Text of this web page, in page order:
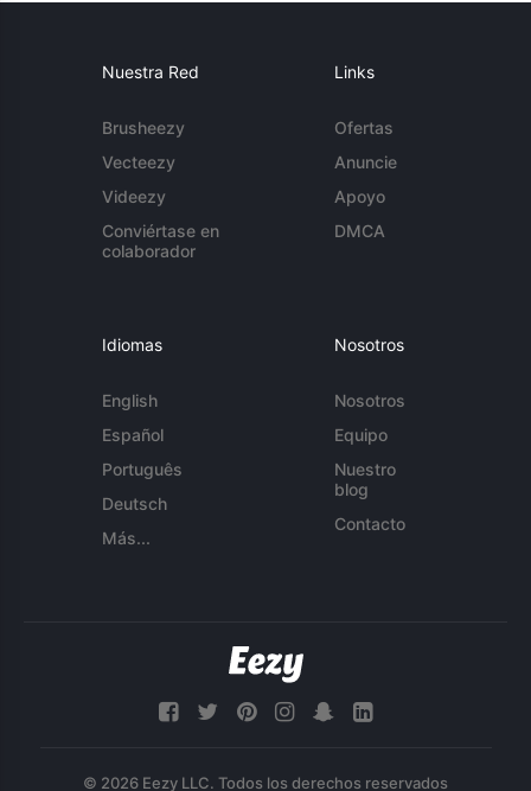
Nuestra Red
Brusheezy
Vecteezy
Videezy
Conviértase en
colaborador
Links
Ofertas
Anuncie
Apoyo
DMCA
Idiomas
English
Español
Português
Deutsch
Más...
Nosotros
Nosotros
Equipo
Nuestro
blog
Contacto
© 2026 Eezy LLC. Todos los derechos reservados